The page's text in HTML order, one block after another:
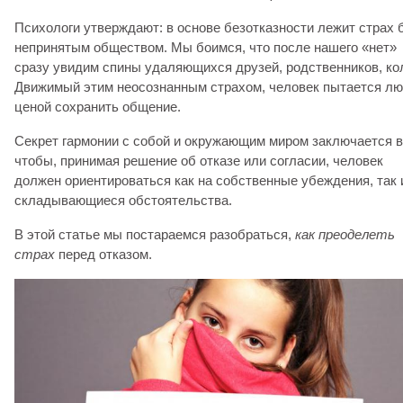
Психологи утверждают: в основе безотказности лежит страх
непринятым обществом. Мы боимся, что после нашего «нет»
сразу увидим спины удаляющихся друзей, родственников,
Движимый этим неосознанным страхом, человек пытается
ценой сохранить общение.
Секрет гармонии с собой и окружающим миром заключается
чтобы, принимая решение об отказе или согласии, человек
должен ориентироваться как на собственные убеждения, так
складывающиеся обстоятельства.
В этой статье мы постараемся разобраться, как преоделеть
страх перед отказом.